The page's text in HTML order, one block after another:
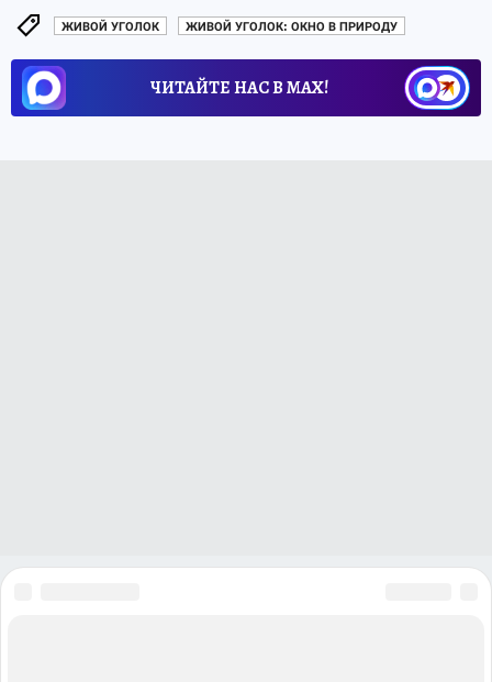
ЖИВОЙ УГОЛОК ЖИВОЙ УГОЛОК: ОКНО В ПРИРОДУ
ЧИТАЙТЕ НАС В МАХ!